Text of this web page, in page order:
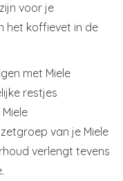
voor je
het koffievet in de
met Miele
restjes
van je Miele
verlengt tevens